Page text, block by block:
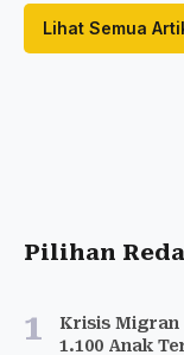
Lihat Semua
Pilihan
1
Krisis Migran
1.100 Anak